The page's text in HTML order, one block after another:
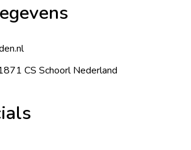
Idenslaan 23 1871 CS Schoorl Nederland